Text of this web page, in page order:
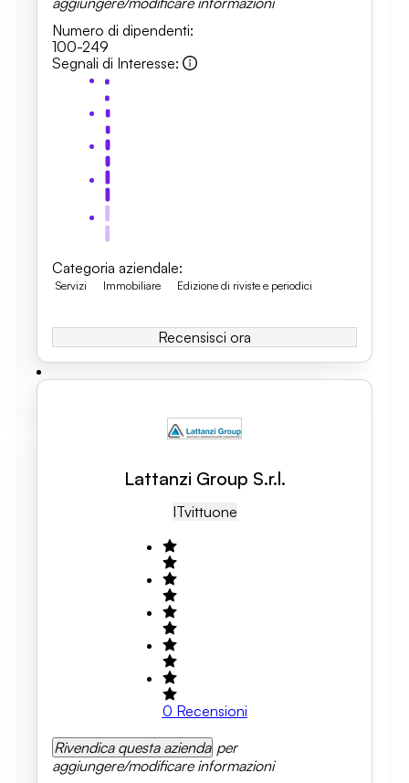
Numero di dipendenti:
100-249
Segnali di Interesse:
Categoria aziendale:
Servizi Immobiliare Edizione di riviste e periodici
Recensisci ora
Lattanzi Group S.r.l.
ITVittuone
0 Recensioni
Rivendica questa azienda per
aggiungere/modificare informazioni